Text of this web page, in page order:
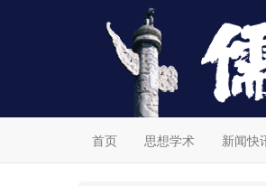
首页 思想学术 新闻快